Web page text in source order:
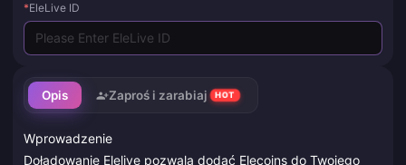
Opis Zaproś i zarabiaj HOT
Wprowadzenie
Doładowanie Elelive pozwala dodać Elecoins do Twojego
*EleLive ID